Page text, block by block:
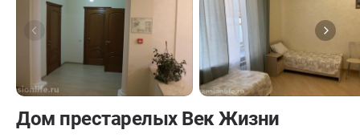
Дом престарелых Век Жизни